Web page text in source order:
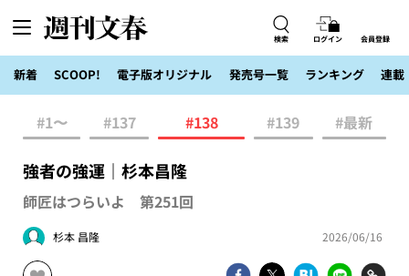
検索 ログイン 会員登録
新着 SCOOP! 電子版オリジナル 発売号一覧 ランキング 連載
#1〜 #137 #138 #139 #最新
強者の強運｜杉本昌隆
師匠はつらいよ 第251回
杉本 昌隆 2026/06/16